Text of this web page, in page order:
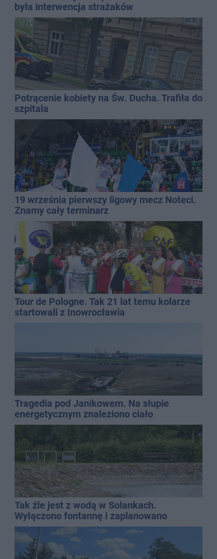
była interwencja strażaków
Potrącenie kobiety na Św. Ducha. Trafiła do
szpitala
19 września pierwszy ligowy mecz Noteci.
Znamy cały terminarz
Tour de Pologne. Tak 21 lat temu kolarze
startowali z Inowrocławia
Tragedia pod Janikowem. Na słupie
energetycznym znaleziono ciało
mężczyzny
Tak źle jest z wodą w Solankach.
Wyłączono fontannę i zaplanowano
dolewkę